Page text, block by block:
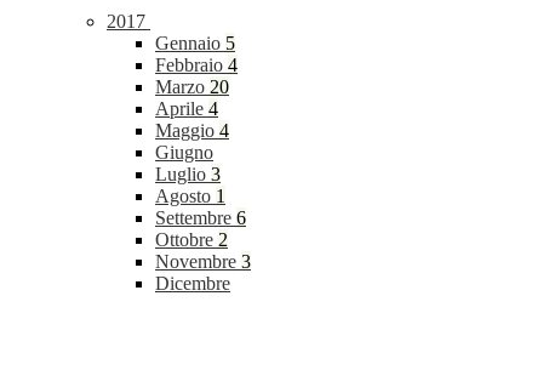
2017
Gennaio 5
Febbraio 4
Marzo 20
Aprile 4
Maggio 4
Giugno
Luglio 3
Agosto 1
Settembre 6
Ottobre 2
Novembre 3
Dicembre